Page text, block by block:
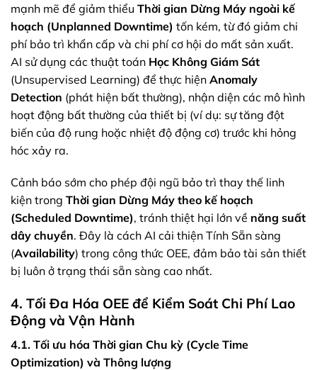
mạnh mẽ để giảm thiểu Thời gian Dừng Máy ngoài kế
hoạch (Unplanned Downtime) tốn kém, từ đó giảm chi
phí bảo trì khẩn cấp và chi phí cơ hội do mất sản xuất.
AI sử dụng các thuật toán Học Không Giám Sát
(Unsupervised Learning) để thực hiện Anomaly
Detection (phát hiện bất thường), nhận diện các mô hình
hoạt động bất thường của thiết bị (ví dụ: sự tăng đột
biến của độ rung hoặc nhiệt độ động cơ) trước khi hỏng
hóc xảy ra.
Cảnh báo sớm cho phép đội ngũ bảo trì thay thế linh
kiện trong Thời gian Dừng Máy theo kế hoạch
(Scheduled Downtime), tránh thiệt hại lớn về năng suất
dây chuyền. Đây là cách AI cải thiện Tính Sẵn sàng
(Availability) trong công thức OEE, đảm bảo tài sản thiết
bị luôn ở trạng thái sẵn sàng cao nhất.
4. Tối Đa Hóa OEE để Kiểm Soát Chi Phí Lao
Động và Vận Hành
4.1. Tối ưu hóa Thời gian Chu kỳ (Cycle Time
Optimization) và Thông lượng